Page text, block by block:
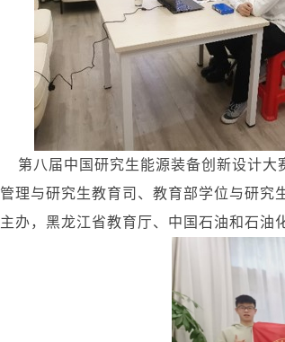
第八届中国研究生能源装备创新设计大
管理与研究生教育司、教育部学位与研究
主办，黑龙江省教育厅、中国石油和石油